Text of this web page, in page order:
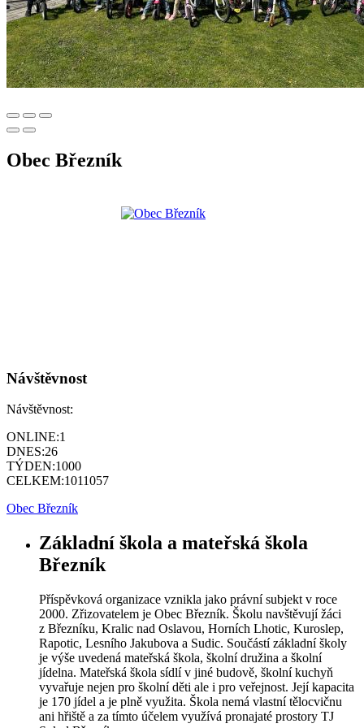
Obec Březník
Návštěvnost
Návštěvnost:
ONLINE:1
DNES:26
TÝDEN:1000
CELKEM:1011057
Obec Březník
Základní škola a mateřská škola
Březník
Příspěvková organizace vznikla jako právní subjekt v roce
2000. Zřizovatelem je Obec Březník. Školu navštěvují žáci
z Březníku, Kralic nad Oslavou, Horních Lhotic, Kuroslep,
Rapotic, Lesního Jakubova a Sudic. Součástí základní školy
je výše uvedená mateřská škola, školní družina a školní
jídelna. Mateřská škola sídlí v jiné budově, školní kuchyň
vyvařuje nejen pro školní děti ale i pro veřejnost. Její kapacita
je 170 jídel a je plně využita. Škola nemá vlastní tělocvičnu
ani hřiště a za tímto účelem využívá pronajaté prostory TJ